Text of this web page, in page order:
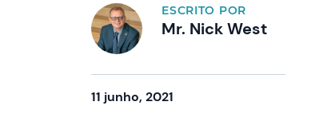
ESCRITO POR
Mr. Nick West
11 junho, 2021